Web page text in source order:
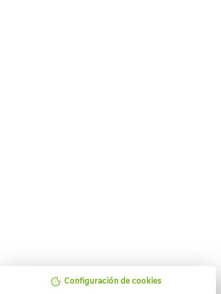
Configuración de cookies